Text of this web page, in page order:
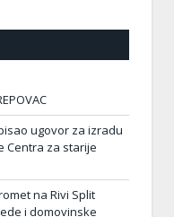
ugovor za izradu
Centra za starije
na Rivi Split
i domovinske